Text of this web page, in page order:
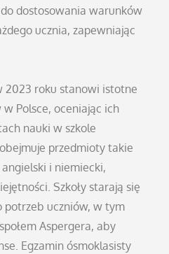
do dostosowania warunków
ucznia, zapewniając
2023 roku stanowi istotne
Polsce, oceniając ich
nauki w szkole
przedmioty takie
i niemiecki,
Szkoły starają się
potrzeb uczniów, w tym
Aspergera, aby
Egzamin ósmoklasisty